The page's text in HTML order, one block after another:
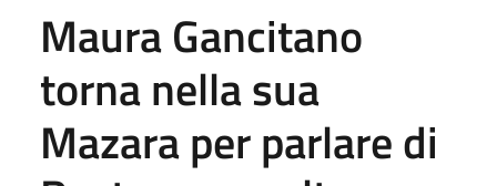
Maura Gancitano
torna nella sua
Mazara per parlare di